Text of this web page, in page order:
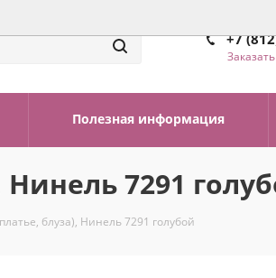
+7
Полезная информация
7291
блуза), Нинель 7291 голубой